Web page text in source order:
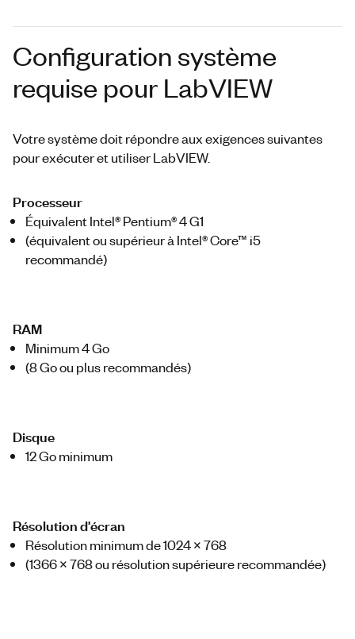
Configuration système
requise pour LabVIEW
Votre système doit répondre aux exigences suivantes
pour exécuter et utiliser LabVIEW.
Processeur
Équivalent Intel® Pentium® 4 G1
(équivalent ou supérieur à Intel® Core™ i5
recommandé)
RAM
Minimum 4 Go
(8 Go ou plus recommandés)
Disque
12 Go minimum
Résolution d'écran
Résolution minimum de 1024 x 768
(1366 x 768 ou résolution supérieure recommandée)